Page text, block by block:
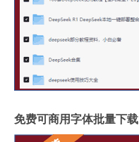
免费可商用字体批量下载